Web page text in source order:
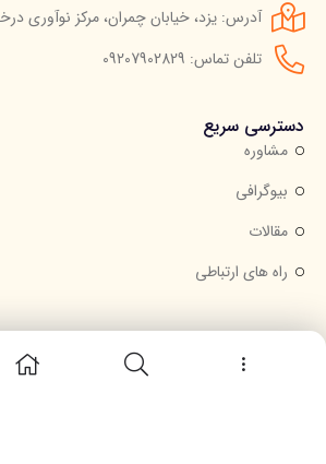
آدرس: یزد، خیابان چمران، مرکز نوآوری
تلفن تماس: 09207902829
دسترسی سریع
مشاوره
بیوگرافی
مقالات
راه های ارتباطی
خبرنامه
جهت عضویت در خبرنامه ایمیل خود را وارد کنید.